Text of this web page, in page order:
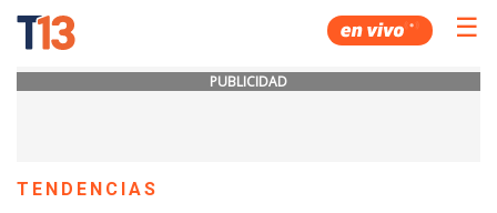
☰
PUBLICIDAD
TENDENCIAS